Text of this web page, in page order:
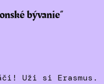
bývanie”
Uži si Erasmus.